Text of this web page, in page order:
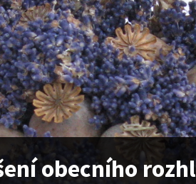
obecního